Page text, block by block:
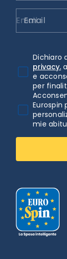
Email
Dichiaro
privacy.
e
per
mie